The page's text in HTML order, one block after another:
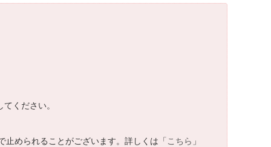
ください。
められることがございます。詳しくは「こちら 」